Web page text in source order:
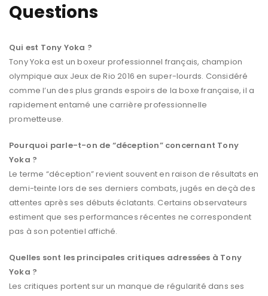
Questions
Qui est Tony Yoka ?
Tony Yoka est un boxeur professionnel français, champion
olympique aux Jeux de Rio 2016 en super-lourds. Considéré
comme l’un des plus grands espoirs de la boxe française, il a
rapidement entamé une carrière professionnelle
prometteuse.
Pourquoi parle-t-on de “déception” concernant Tony
Yoka ?
Le terme “déception” revient souvent en raison de résultats en
demi-teinte lors de ses derniers combats, jugés en deçà des
attentes après ses débuts éclatants. Certains observateurs
estiment que ses performances récentes ne correspondent
pas à son potentiel affiché.
Quelles sont les principales critiques adressées à Tony
Yoka ?
Les critiques portent sur un manque de régularité dans ses